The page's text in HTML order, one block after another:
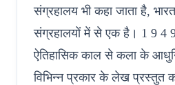
संग्रहालय भी कहा जाता है,
संग्रहालयों में से एक है। 1 9 4 9
ऐतिहासिक काल से कला के
विभिन्न प्रकार के लेख प्रस्तुत